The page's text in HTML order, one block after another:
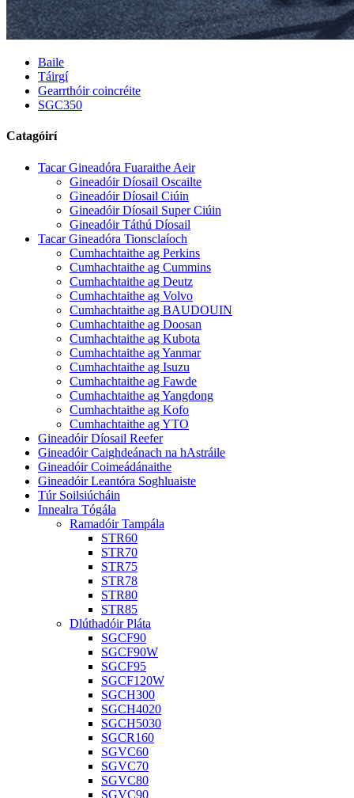
Baile
Táirgí
Gearrthóir coincréite
SGC350
Catagóirí
Tacar Gineadóra Fuaraithe Aeir
Gineadóir Díosail Oscailte
Gineadóir Díosail Ciúin
Gineadóir Díosail Super Ciúin
Gineadóir Táthú Díosail
Tacar Gineadóra Tionsclaíoch
Cumhachtaithe ag Perkins
Cumhachtaithe ag Cummins
Cumhachtaithe ag Deutz
Cumhachtaithe ag Volvo
Cumhachtaithe ag BAUDOUIN
Cumhachtaithe ag Doosan
Cumhachtaithe ag Kubota
Cumhachtaithe ag Yanmar
Cumhachtaithe ag Isuzu
Cumhachtaithe ag Fawde
Cumhachtaithe ag Yangdong
Cumhachtaithe ag Kofo
Cumhachtaithe ag YTO
Gineadóir Díosail Reefer
Gineadóir Caighdeánach na hAstráile
Gineadóir Coimeádánaithe
Gineadóir Leantóra Soghluaiste
Túr Soilsiúcháin
Innealra Tógála
Ramadóir Tampála
STR60
STR70
STR75
STR78
STR80
STR85
Dlúthadóir Pláta
SGCF90
SGCF90W
SGCF95
SGCF120W
SGCH300
SGCH4020
SGCH5030
SGCR160
SGVC60
SGVC70
SGVC80
SGVC90